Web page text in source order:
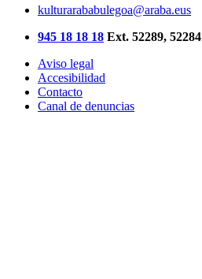
kulturarababulegoa@araba.eus
945 18 18 18 Ext. 52289, 52284
Aviso legal
Accesibilidad
Contacto
Canal de denuncias